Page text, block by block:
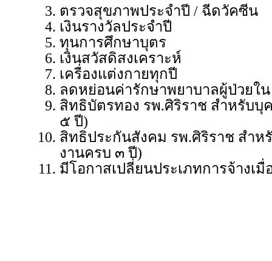
ตรวจสุขภาพประจำปี / ฉีดวัคซีน
เงินรางวัลประจำปี
ทุนการศึกษาบุตร
เงินสวัสดิสงเคราะห์
เครื่องแต่งกายทุกปี
ลดหย่อนค่ารักษาพยาบาลผู้ป่วยใน
สิทธิบัตรทอง รพ.ศิริราช สำหรับบุ
๕ ปี)
สิทธิประกันสังคม รพ.ศิริราช สำ
งานครบ ๓ ปี)
มีโอกาสเปลี่ยนประเภทการจ้าง